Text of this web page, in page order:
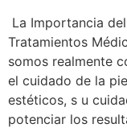
La Importancia
Tratamientos
somos realmente
el cuidado de la
estéticos, s u
potenciar los